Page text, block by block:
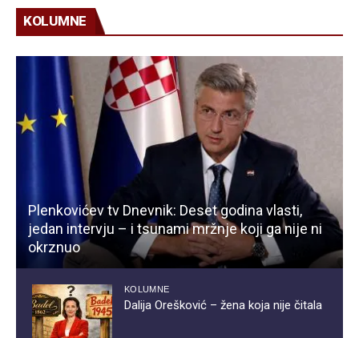
KOLUMNE
Plenkovićev tv Dnevnik: Deset godina vlasti,
jedan intervju – i tsunami mržnje koji ga nije ni
okrznuo
KOLUMNE
Dalija Orešković – žena koja nije čitala